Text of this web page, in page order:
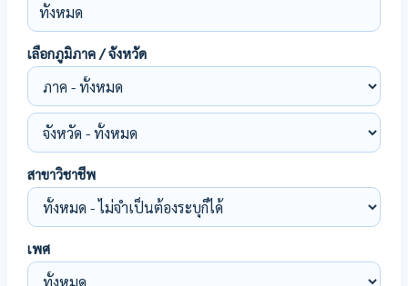
เลือกภูมิภาค / จังหวัด
สาขาวิชาชีพ
เพศ